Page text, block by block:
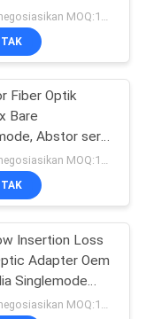
Fiber Optik
Bare
Abstor serat
dapat dinegosiasikan MOQ:1000
Insertion Loss
Adapter Oem
Singlemode
dapat dinegosiasikan MOQ:1000